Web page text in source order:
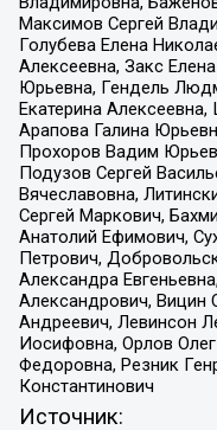
Максимов Сергей
Голубева Елена
Алексеевна, Закс
Юрьевна, Гендель
Екатерина
Арапова Галина
Прохоров Вадим
Подузов Сергей
Вячеславовна,
Сергей Маркович,
Анатолий Ефимович,
Петрович,
Александра
Александрович, Вицин
Андреевич, Левинсон
Иосифовна, Орлов
Федоровна, Резник
Константинович
Источник: